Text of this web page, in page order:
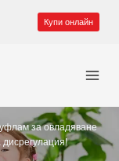
Купи онлайн
за овладяване